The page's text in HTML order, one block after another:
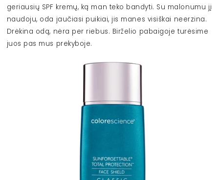
geriausių SPF kremų, ką man teko bandyti. Su malonumu jį
naudoju, oda jaučiasi puikiai, jis manes visiškai neerzina.
Drėkina odą, nėra per riebus. Birželio pabaigoje turėsime
juos pas mus prekyboje.